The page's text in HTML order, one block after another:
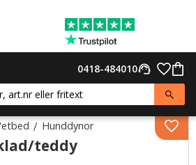
support_agent
0418-484010
Hunddynor
teddy